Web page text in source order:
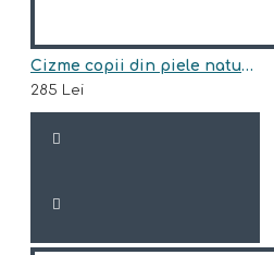
Cizme copii din piele naturala model SIDNEY
285 Lei